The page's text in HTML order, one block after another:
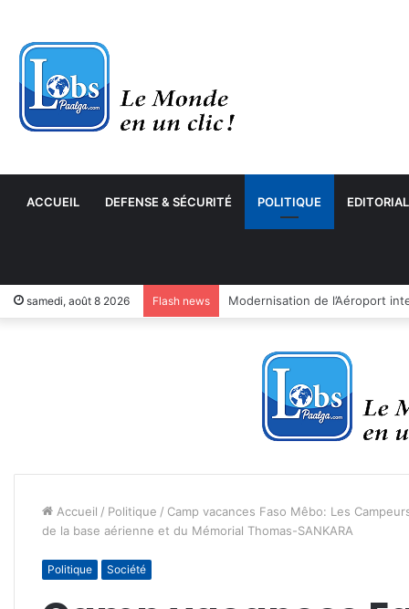
ACCUEIL DEFENSE & SÉCURITÉ POLITIQUE EDITORIAL
samedi, août 8 2026 Flash news
Accueil / Politique / Camp vacances Faso Mêbo: Les
de la base aérienne et du Mémorial Thomas-SANKARA
Politique Société